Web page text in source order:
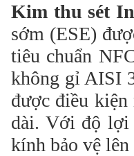
Kim thu sét
sớm (ESE)
tiêu chuẩn
không gỉ AISI
được điều kiện
dài. Với độ lợi
kính bảo vệ lên